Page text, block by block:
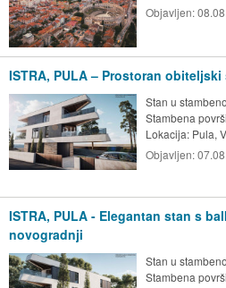
Objavljen:
ISTRA, PULA – Prostoran
Stan u
Stambena
Lokacija: Pula,
Objavljen:
ISTRA, PULA - Elegantan stan s
novogradnji
Stan u
Stambena